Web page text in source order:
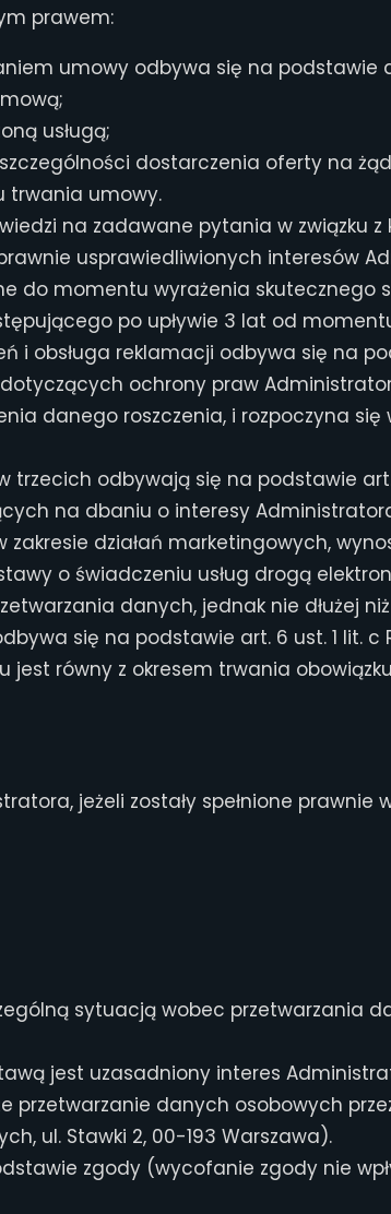
prawem:
umowy odbywa się na podstawie
usługą;
dostarczenia oferty na
trwania umowy.
na zadawane pytania w związku
prawnie usprawiedliwionych
do momentu wyrażenia skutecznego
po upływie 3 lat od
obsługa reklamacji odbywa się na
ochrony praw
danego roszczenia, i rozpoczyna
odbywają się na podstawie
na dbaniu o interesy
zakresie działań marketingowych,
o świadczeniu usług drogą
danych, jednak nie dłużej niż
się na podstawie art. 6 ust. 1 lit. c
równy z okresem trwania
jeżeli zostały spełnione prawnie
sytuacją wobec przetwarzania
jest uzasadniony interes
przetwarzanie danych osobowych
ul. Stawki 2, 00-193 Warszawa).
zgody (wycofanie zgody nie